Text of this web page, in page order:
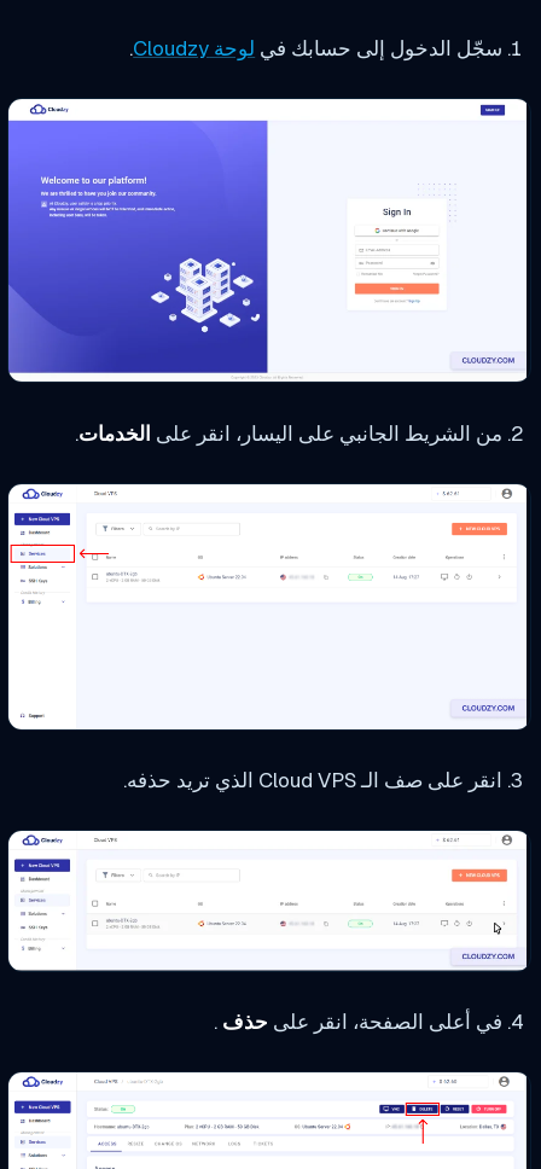
سجّل الدخول إلى حسابك فيلوحة Cloudzy .
من الشريط الجانبي على اليسار، انقر علىالخدمات.
انقر على صف الـ Cloud VPS الذي تريد حذفه.
في أعلى الصفحة، انقر علىحذف.